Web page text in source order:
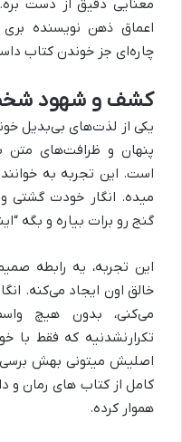
معنایی دقیق از دست
اعماق ذهن نویسنده
چاره‌ای جز خوندن کتاب
کشف و شهود
یکی از لذت‌های بی‌بدیل
پنهان و ظرافت‌های
است. این تجربه به
میده. انگار خودت گشتی
گنج رو برات بیاره و بگه
این تجربه، یه رابطه
خالق اون ایجاد می‌کنه.
می‌کنی، بدون هیچ
تکرارنشدنیه که فقط با
اصلیش میتونی بهش
کامل از کتاب‌ های رمان و
هموار کرده.